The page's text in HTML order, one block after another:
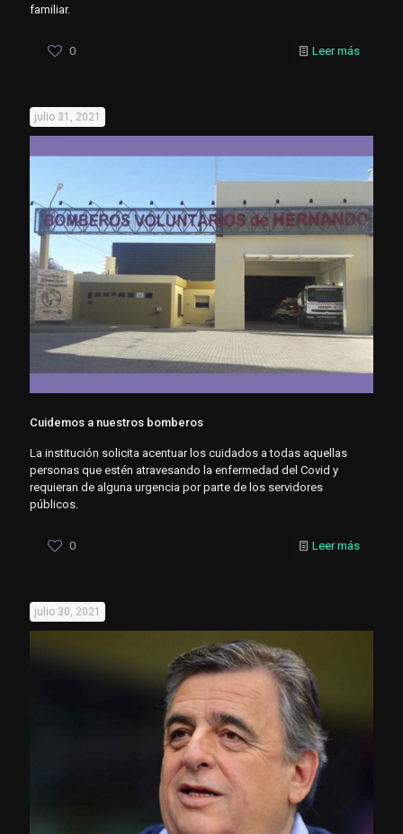
familiar.
0 Leer más
julio 31, 2021
Cuidemos a nuestros bomberos
La institución solicita acentuar los cuidados a todas aquellas
personas que estén atravesando la enfermedad del Covid y
requieran de alguna urgencia por parte de los servidores
públicos.
0 Leer más
julio 30, 2021